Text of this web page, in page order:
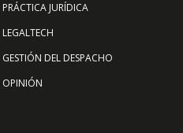
PRÁCTICA JURÍDICA
LEGALTECH
GESTIÓN DEL DESPACHO
OPINIÓN